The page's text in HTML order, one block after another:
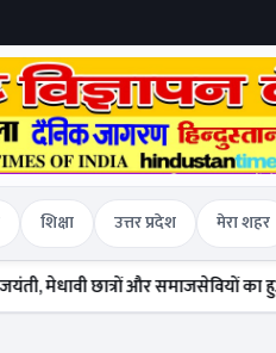
शिक्षा उत्तर प्रदेश मेरा शहर
छात्रों और समाजसेवियों का हुआ सम्मान